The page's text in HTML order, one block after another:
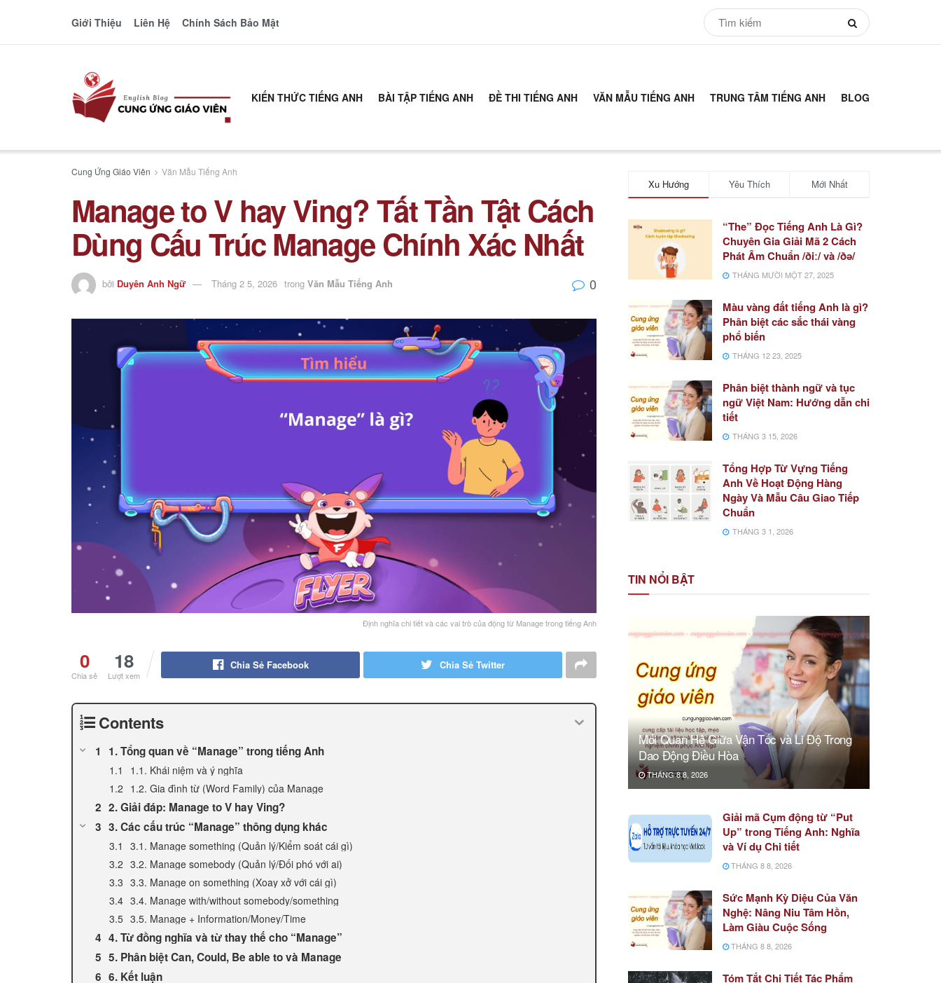
Giới Thiệu Liên Hệ Chính Sách Bảo Mật
KIẾN THỨC TIẾNG ANH BÀI TẬP TIẾNG ANH ĐỀ THI TIẾNG ANH VĂN MẪU TIẾNG ANH TRUNG TÂM TIẾNG ANH BLOG
Cung Ứng Giáo Viên Văn Mẫu Tiếng Anh
Manage to V hay Ving? Tất Tần Tật Cách
Dùng Cấu Trúc Manage Chính Xác Nhất
bởi Duyên Anh Ngữ Tháng 2 5, 2026 trong Văn Mẫu Tiếng Anh 0
Định nghĩa chi tiết và các vai trò của động từ Manage trong tiếng Anh
0
Chia sẻ
18
Lượt xem
Chia Sẻ Facebook Chia Sẻ Twitter
Contents
1. Tổng quan về “Manage” trong tiếng Anh
1.1. Khái niệm và ý nghĩa
1.2. Gia đình từ (Word Family) của Manage
2. Giải đáp: Manage to V hay Ving?
3. Các cấu trúc “Manage” thông dụng khác
3.1. Manage something (Quản lý/Kiểm soát cái gì)
3.2. Manage somebody (Quản lý/Đối phó với ai)
3.3. Manage on something (Xoay xở với cái gì)
3.4. Manage with/without somebody/something
3.5. Manage + Information/Money/Time
4. Từ đồng nghĩa và từ thay thế cho “Manage”
5. Phân biệt Can, Could, Be able to và Manage
6. Kết luận
Xu Hướng Yêu Thích Mới Nhất
“The” Đọc Tiếng Anh Là Gì?
Chuyên Gia Giải Mã 2 Cách
Phát Âm Chuẩn /ðiː/ và /ðə/
THÁNG MƯỜI MỘT 27, 2025
Màu vàng đất tiếng Anh là gì?
Phân biệt các sắc thái vàng
phổ biến
THÁNG 12 23, 2025
Phân biệt thành ngữ và tục
ngữ Việt Nam: Hướng dẫn chi
tiết
THÁNG 3 15, 2026
Tổng Hợp Từ Vựng Tiếng
Anh Về Hoạt Động Hàng
Ngày Và Mẫu Câu Giao Tiếp
Chuẩn
THÁNG 3 1, 2026
TIN NỔI BẬT
Mối Quan Hệ Giữa Vận Tốc và Li Độ Trong
Dao Động Điều Hòa
THÁNG 8 8, 2026
Giải mã Cụm động từ “Put
Up” trong Tiếng Anh: Nghĩa
và Ví dụ Chi tiết
THÁNG 8 8, 2026
Sức Mạnh Kỳ Diệu Của Văn
Nghệ: Nâng Niu Tâm Hồn,
Làm Giàu Cuộc Sống
THÁNG 8 8, 2026
Tóm Tắt Chi Tiết Tác Phẩm